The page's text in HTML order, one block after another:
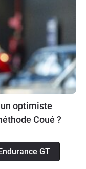
optimiste
Coué ?
GT